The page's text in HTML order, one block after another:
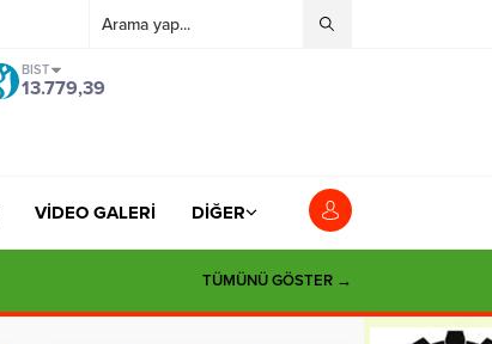
BIST
13.779,39
VİDEO GALERİ DİĞER
TÜMÜNÜ GÖSTER →